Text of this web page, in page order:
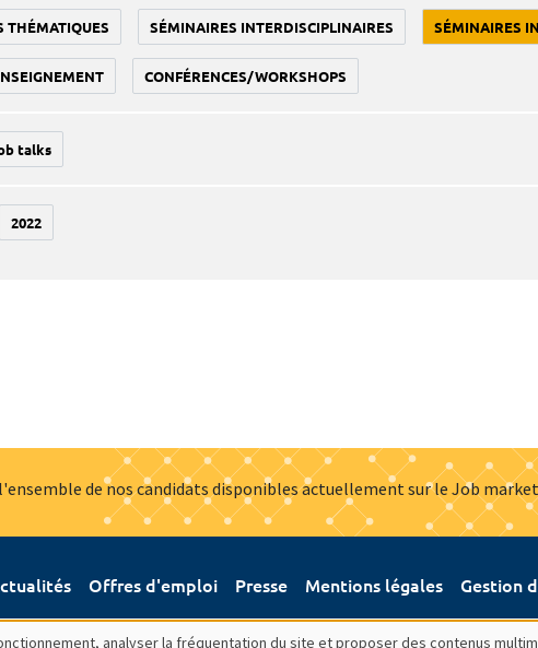
THÉMATIQUES SÉMINAIRES INTERDISCIPLINAIRES SÉMINAIRES
CONFÉRENCES/WORKSHOPS
talks
2022
de nos candidats disponibles actuellement sur le Job market
Offres d'emploi Presse Mentions légales Gestion
analyser la fréquentation du site et proposer des contenus